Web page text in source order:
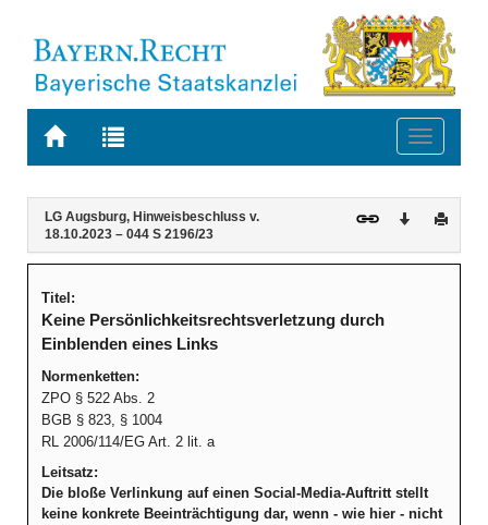
Zur
BAYERN.RECHT
Zur
letzten
Suche
Toggle
Navigation
Inhalt
LG Augsburg, Hinweisbeschluss v.
18.10.2023 – 044 S 2196/23
Download
Titel:
Keine Persönlichkeitsrechtsverletzung durch
Einblenden eines Links
Normenketten:
ZPO § 522 Abs. 2
BGB § 823, § 1004
RL 2006/114/EG Art. 2 lit. a
Leitsatz:
Die bloße Verlinkung auf einen Social-Media-Auftritt stellt
keine konkrete Beeinträchtigung dar, wenn - wie hier - nicht